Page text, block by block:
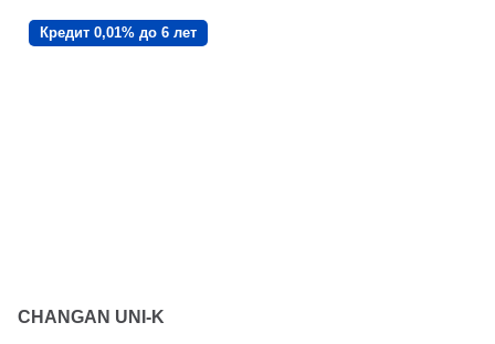
Кредит 0,01% до 6 лет
CHANGAN UNI-K